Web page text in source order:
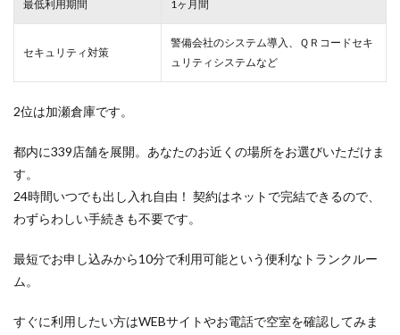
最低利用期間 1ヶ月間
セキュリティ対策
警備会社のシステム導入、ＱＲコードセキ
ュリティシステムなど
2位は加瀬倉庫です。
都内に339店舗を展開。あなたのお近くの場所をお選びいただけま
す。
24時間いつでも出し入れ自由！ 契約はネットで完結できるので、
わずらわしい手続きも不要です。
最短でお申し込みから10分で利用可能という便利なトランクルー
ム。
すぐに利用したい方はWEBサイトやお電話で空室を確認してみま